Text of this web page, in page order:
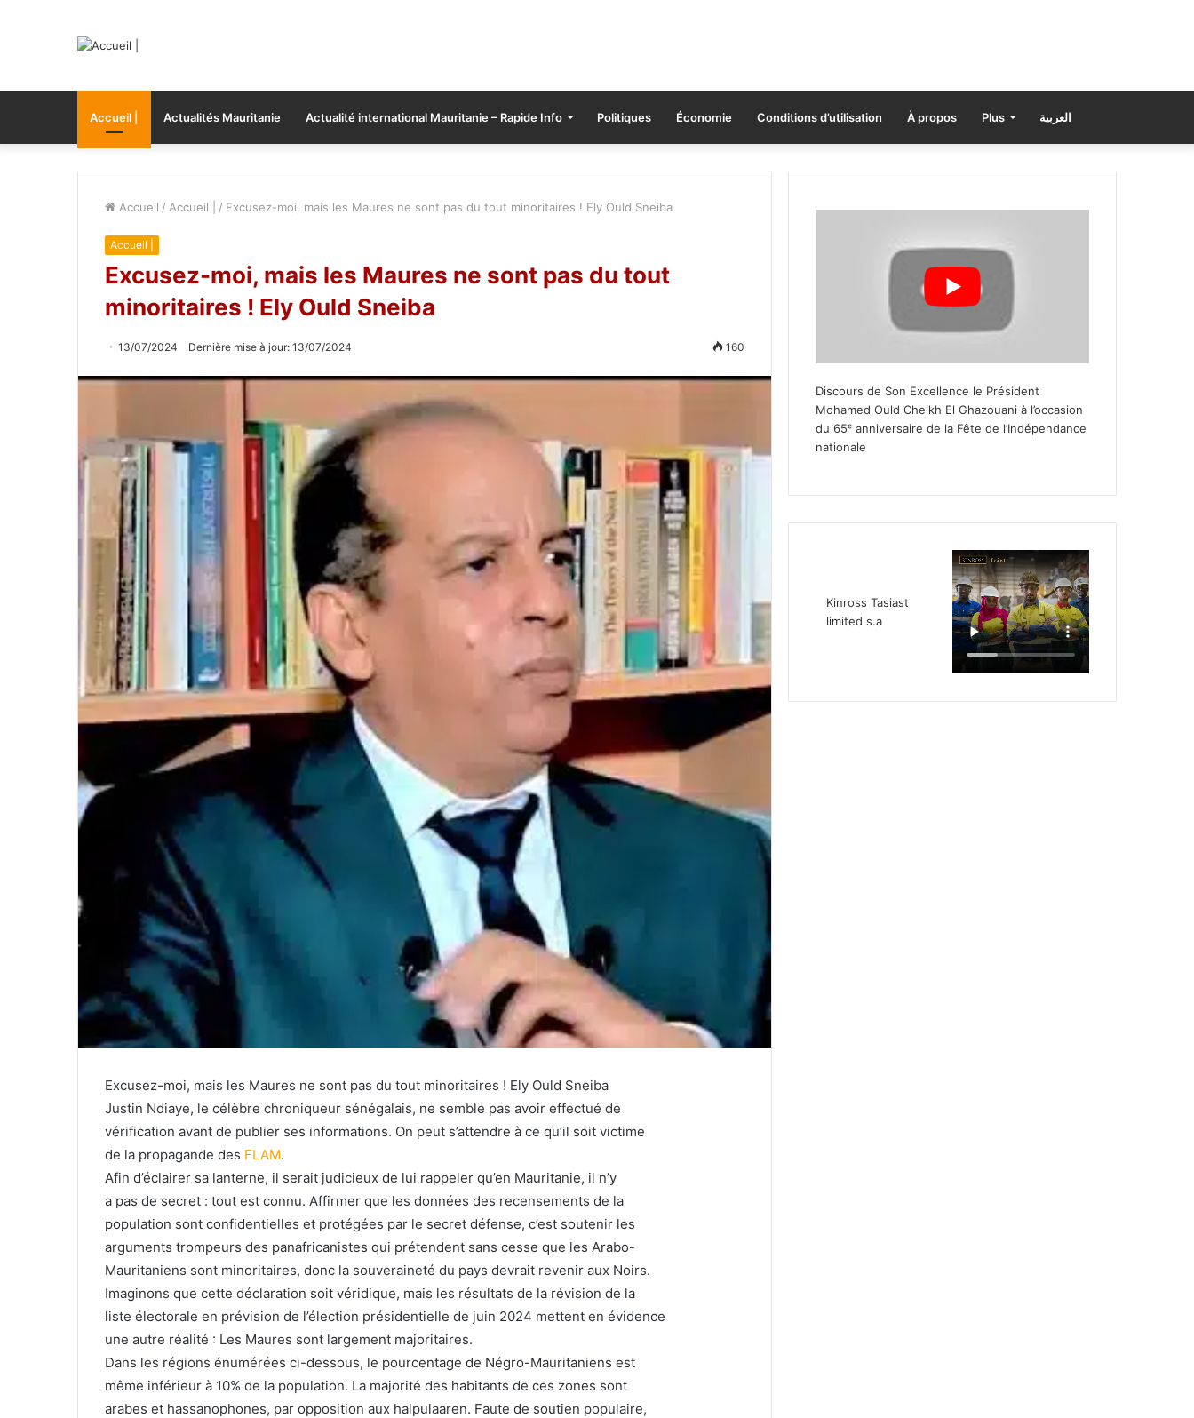
Accueil | Actualités Mauritanie Actualité international Mauritanie – Rapide Info Politiques Économie Conditions d’utilisation À propos Plus العربية
Accueil / Accueil | / Excusez-moi, mais les Maures ne sont pas du tout minoritaires ! Ely Ould Sneiba
Accueil |
Excusez-moi, mais les Maures ne sont pas du tout
minoritaires ! Ely Ould Sneiba
13/07/2024 Dernière mise à jour: 13/07/2024 160
Excusez-moi, mais les Maures ne sont pas du tout minoritaires ! Ely Ould Sneiba
Justin Ndiaye, le célèbre chroniqueur sénégalais, ne semble pas avoir effectué de
vérification avant de publier ses informations. On peut s’attendre à ce qu’il soit victime
de la propagande des FLAM.
Afin d’éclairer sa lanterne, il serait judicieux de lui rappeler qu’en Mauritanie, il n’y
a pas de secret : tout est connu. Affirmer que les données des recensements de la
population sont confidentielles et protégées par le secret défense, c’est soutenir les
arguments trompeurs des panafricanistes qui prétendent sans cesse que les Arabo-
Mauritaniens sont minoritaires, donc la souveraineté du pays devrait revenir aux Noirs.
Imaginons que cette déclaration soit véridique, mais les résultats de la révision de la
liste électorale en prévision de l’élection présidentielle de juin 2024 mettent en évidence
une autre réalité : Les Maures sont largement majoritaires.
Dans les régions énumérées ci-dessous, le pourcentage de Négro-Mauritaniens est
même inférieur à 10% de la population. La majorité des habitants de ces zones sont
arabes et hassanophones, par opposition aux halpulaaren. Faute de soutien populaire,
Discours de Son Excellence le Président
Mohamed Ould Cheikh El Ghazouani à l’occasion
du 65ᵉ anniversaire de la Fête de l’Indépendance
nationale
Kinross Tasiast
limited s.a